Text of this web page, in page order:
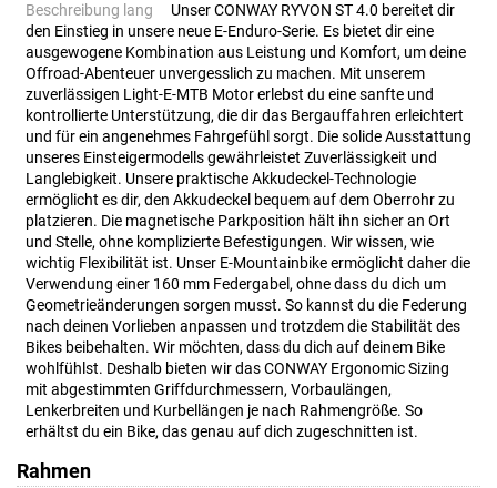
Beschreibung lang
Unser CONWAY RYVON ST 4.0 bereitet dir
den Einstieg in unsere neue E-Enduro-Serie. Es bietet dir eine
ausgewogene Kombination aus Leistung und Komfort, um deine
Offroad-Abenteuer unvergesslich zu machen. Mit unserem
zuverlässigen Light-E-MTB Motor erlebst du eine sanfte und
kontrollierte Unterstützung, die dir das Bergauffahren erleichtert
und für ein angenehmes Fahrgefühl sorgt. Die solide Ausstattung
unseres Einsteigermodells gewährleistet Zuverlässigkeit und
Langlebigkeit. Unsere praktische Akkudeckel-Technologie
ermöglicht es dir, den Akkudeckel bequem auf dem Oberrohr zu
platzieren. Die magnetische Parkposition hält ihn sicher an Ort
und Stelle, ohne komplizierte Befestigungen. Wir wissen, wie
wichtig Flexibilität ist. Unser E-Mountainbike ermöglicht daher die
Verwendung einer 160 mm Federgabel, ohne dass du dich um
Geometrieänderungen sorgen musst. So kannst du die Federung
nach deinen Vorlieben anpassen und trotzdem die Stabilität des
Bikes beibehalten. Wir möchten, dass du dich auf deinem Bike
wohlfühlst. Deshalb bieten wir das CONWAY Ergonomic Sizing
mit abgestimmten Griffdurchmessern, Vorbaulängen,
Lenkerbreiten und Kurbellängen je nach Rahmengröße. So
erhältst du ein Bike, das genau auf dich zugeschnitten ist.
Rahmen